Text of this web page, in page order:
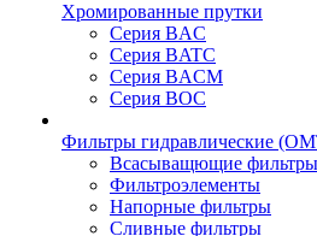
Хромированные прутки
Серия BAC
Серия BATC
Серия BACM
Серия BOC
Фильтры гидравлические
Всасыващющие фильтры
Фильтроэлементы
Напорные фильтры
Сливные фильтры